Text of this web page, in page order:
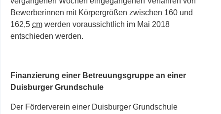
Bewerberinnen mit Körpergrößen zwischen 160 und
162,5 cm werden voraussichtlich im Mai 2018
entschieden werden.
Finanzierung einer Betreuungsgruppe an einer
Duisburger Grundschule
Der Förderverein einer Duisburger Grundschule